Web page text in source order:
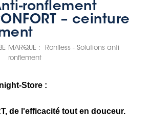
ronflement
– ceinture
MARQUE :
Ronfless - Solutions anti
ronflement
Store :
de l'efficacité tout en douceur.